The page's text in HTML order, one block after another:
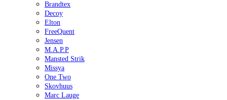
Brandtex
Decoy
Elton
FreeQuent
Jensen
M.A.P.P
Mansted Strik
Missya
One Two
Skovhuus
Marc Lauge